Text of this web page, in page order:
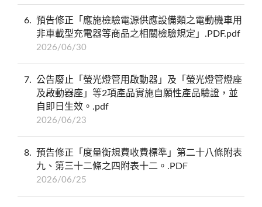
6
預告修正「應施檢驗電源供應設備類之電動機車用
非車載型充電器等商品之相關檢驗規定」.PDF.pdf
2026/06/30
7
公告廢止「螢光燈管用啟動器」及「螢光燈管燈座
及啟動器座」等2項產品實施自願性產品驗證，並
自即日生效。.pdf
2026/06/23
8
預告修正「度量衡規費收費標準」第二十八條附表
九、第三十二條之四附表十二。.PDF
2026/06/25